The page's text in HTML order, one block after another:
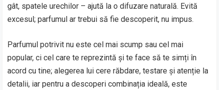
gât, spatele urechilor – ajută la o difuzare naturală. Evită
excesul; parfumul ar trebui să fie descoperit, nu impus.
Parfumul potrivit nu este cel mai scump sau cel mai
popular, ci cel care te reprezintă și te face să te simți în
acord cu tine; alegerea lui cere răbdare, testare și atenție la
detalii, iar pentru a descoperi combinația ideală, este